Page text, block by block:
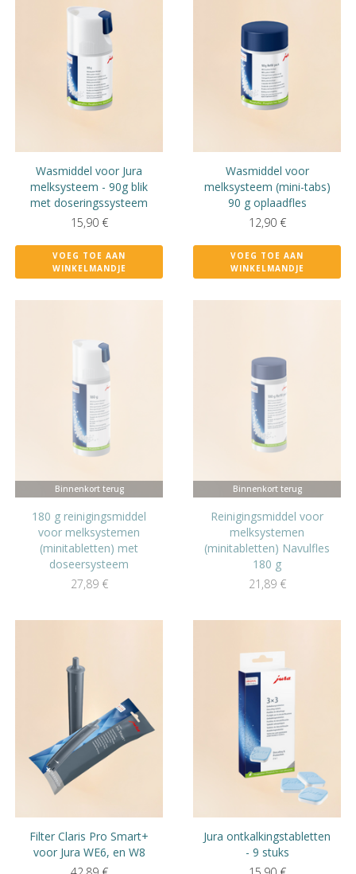
Wasmiddel voor Jura
melksysteem - 90g blik
met doseringssysteem
15,90 €
VOEG TOE AAN
WINKELMANDJE
Wasmiddel voor
melksysteem (mini-tabs)
90 g oplaadfles
12,90 €
VOEG TOE AAN
WINKELMANDJE
Binnenkort terug
180 g reinigingsmiddel
voor melksystemen
(minitabletten) met
doseersysteem
27,89 €
Binnenkort terug
Reinigingsmiddel voor
melksystemen
(minitabletten) Navulfles
180 g
21,89 €
Filter Claris Pro Smart+
voor Jura WE6, en W8
Jura ontkalkingstabletten
- 9 stuks